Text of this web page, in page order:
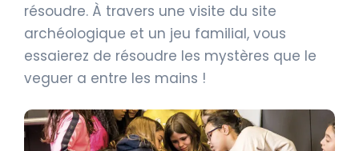
résoudre. À travers une visite du site
archéologique et un jeu familial, vous
essaierez de résoudre les mystères que le
veguer a entre les mains !